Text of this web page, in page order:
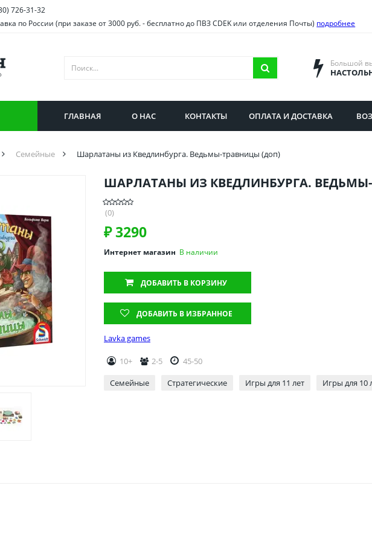
Саратовская область
726-31-32
по России (при заказе от 3000 руб. - бесплатно до ПВЗ CDEK или отделения Почты) подробнее
Большой
ГЛАВНАЯ О НАС КОНТАКТЫ ОПЛАТА И ДОСТАВКА
Семейные Шарлатаны из Кведлинбурга. Ведьмы-травницы (доп)
ШАРЛАТАНЫ ИЗ КВЕДЛИНБУРГА.
(0)
₽3290
Интернет магазин В наличии
ДОБАВИТЬ В КОРЗИНУ
ДОБАВИТЬ В ИЗБРАННОЕ
Lavka games
10+ 2-5
45-50
Семейные
Стратегические Игры для 11 лет Игры для 10